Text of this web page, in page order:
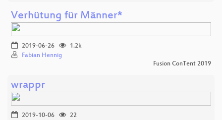
Verhütung für Männer*
2019-06-26
1.2k
Fabian Hennig
Fusion ConTent 2019
wrappr
2019-10-06
22